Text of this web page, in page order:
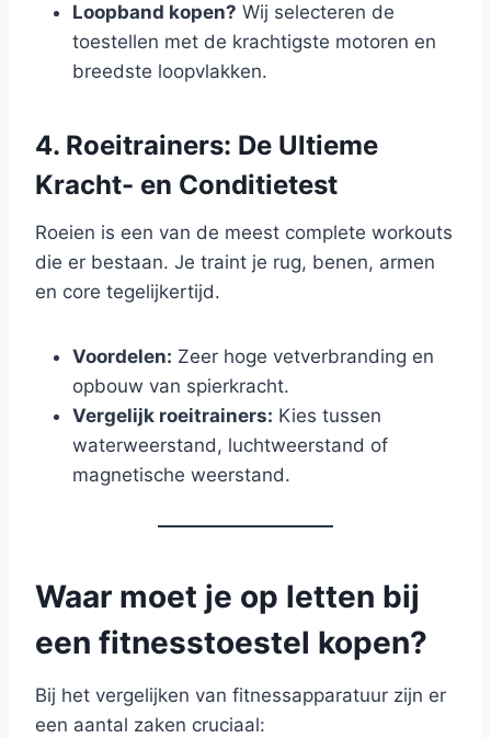
Loopband kopen? Wij selecteren de
toestellen met de krachtigste motoren en
breedste loopvlakken.
4. Roeitrainers: De Ultieme
Kracht- en Conditietest
Roeien is een van de meest complete workouts
die er bestaan. Je traint je rug, benen, armen
en core tegelijkertijd.
Voordelen: Zeer hoge vetverbranding en
opbouw van spierkracht.
Vergelijk roeitrainers: Kies tussen
waterweerstand, luchtweerstand of
magnetische weerstand.
Waar moet je op letten bij
een fitnesstoestel kopen?
Bij het vergelijken van fitnessapparatuur zijn er
een aantal zaken cruciaal: